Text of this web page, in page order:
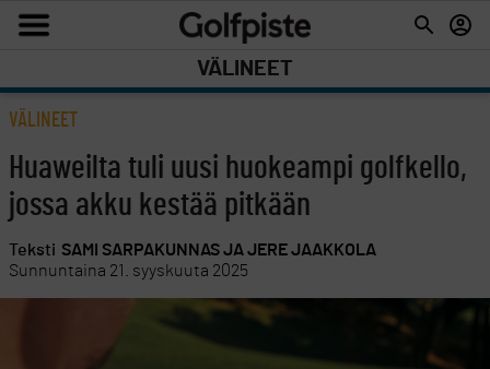
VÄLINEET
VÄLINEET
Huaweilta tuli uusi huokeampi golfkello,
jossa akku kestää pitkään
Teksti SAMI SARPAKUNNAS JA JERE JAAKKOLA
Sunnuntaina 21. syyskuuta 2025